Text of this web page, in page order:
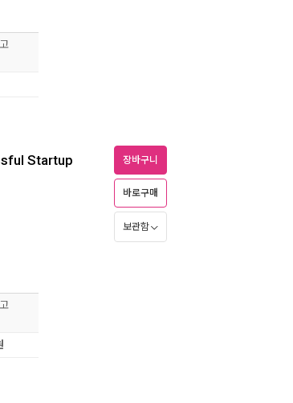
Startup 장바구니
바로구매
보관함